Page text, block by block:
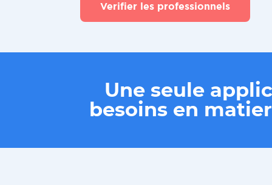
Verifier les professionnels
Une seule
besoins en